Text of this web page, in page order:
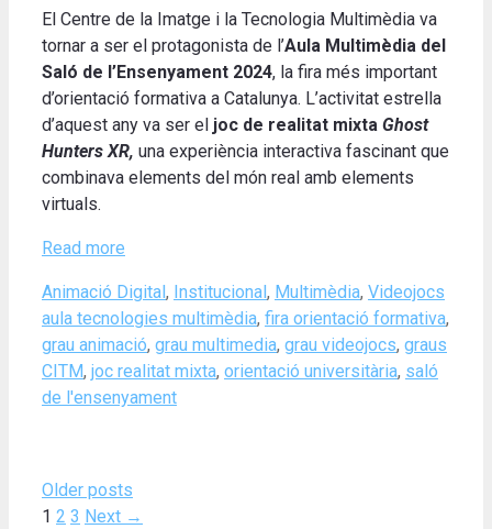
El Centre de la Imatge i la Tecnologia Multimèdia va
tornar a ser el protagonista de l’Aula Multimèdia del
Saló de l’Ensenyament 2024, la fira més important
d’orientació formativa a Catalunya. L’activitat estrella
d’aquest any va ser el joc de realitat mixta Ghost
Hunters XR, una experiència interactiva fascinant que
combinava elements del món real amb elements
virtuals.
Read more
Categories
Animació Digital , Institucional , Multimèdia, Videojocs
aula tecnologies multimèdia, fira orientació formativa,
grau animació, grau multimedia, grau videojocs, graus
CITM, joc realitat mixta, orientació universitària, saló
de l'ensenyament
Older posts
Page
1 Page
2 Page
3 Next →